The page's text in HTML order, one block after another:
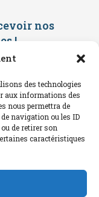
des technologies
aux informations des
nous permettra de
navigation ou les ID
de retirer son
caractéristiques
nos
!
vos